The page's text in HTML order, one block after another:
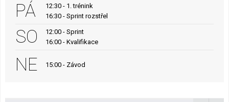
PÁ
12:30 - 1. trénink
16:30 - Sprint rozstřel
SO
12:00 - Sprint
16:00 - Kvalifikace
NE 15:00 - Závod